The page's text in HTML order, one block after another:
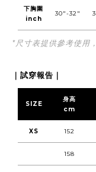
下胸圍
inch
30"-32"
*尺寸表提供參考使用
｜試穿報告｜
SIZE
身高
cm
XS 152
158